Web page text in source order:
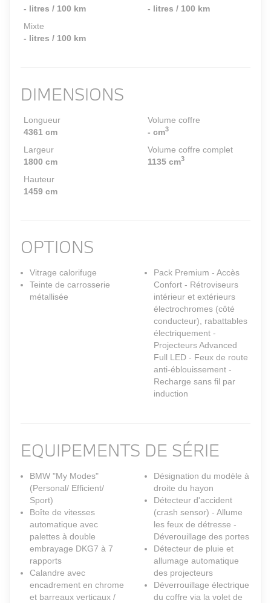
- litres / 100 km
Mixte
- litres / 100 km
- litres / 100 km
DIMENSIONS
Longueur
4361 cm
Largeur
1800 cm
Hauteur
1459 cm
Volume coffre
- cm3
Volume coffre complet
1135 cm3
OPTIONS
Vitrage calorifuge
Teinte de carrosserie
métallisée
Pack Premium - Accès
Confort - Rétroviseurs
intérieur et extérieurs
électrochromes (côté
conducteur), rabattables
électriquement -
Projecteurs Advanced
Full LED - Feux de route
anti-éblouissement -
Recharge sans fil par
induction
EQUIPEMENTS DE SÉRIE
BMW "My Modes"
(Personal/ Efficient/
Sport)
Boîte de vitesses
automatique avec
palettes à double
embrayage DKG7 à 7
rapports
Calandre avec
encadrement en chrome
et barreaux verticaux /
Désignation du modèle à
droite du hayon
Détecteur d'accident
(crash sensor) - Allume
les feux de détresse -
Déverouillage des portes
Détecteur de pluie et
allumage automatique
des projecteurs
Déverrouillage électrique
du coffre via la volet de